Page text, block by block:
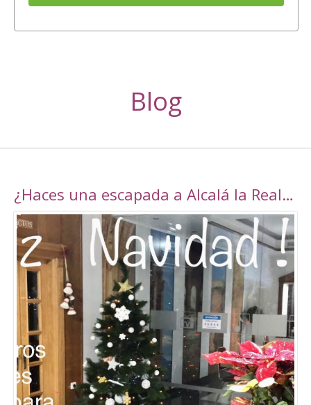
Blog
¿Haces una escapada a Alcalá la Real esta navidad?